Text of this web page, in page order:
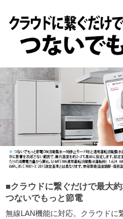
■クラウドに繋ぐだけで最大
つないでもっと節電
無線LAN機能に対応。クラウドに